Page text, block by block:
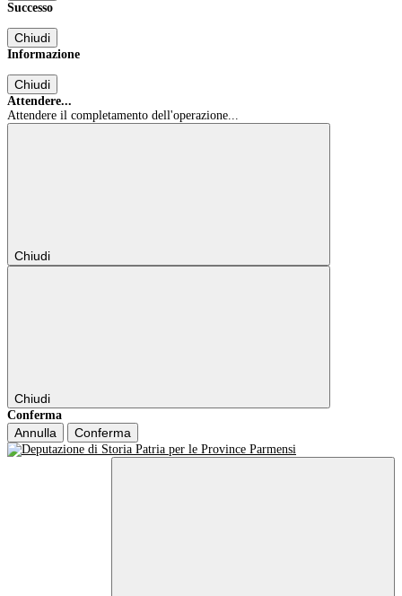
Successo
Chiudi
Informazione
Chiudi
Attendere...
Attendere il completamento dell'operazione...
Chiudi
Chiudi
Conferma
Annulla Conferma